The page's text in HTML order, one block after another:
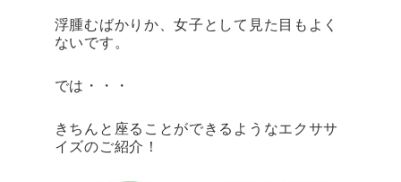
浮腫むばかりか、女子として見た目もよく
ないです。
では・・・
きちんと座ることができるようなエクササ
イズのご紹介！